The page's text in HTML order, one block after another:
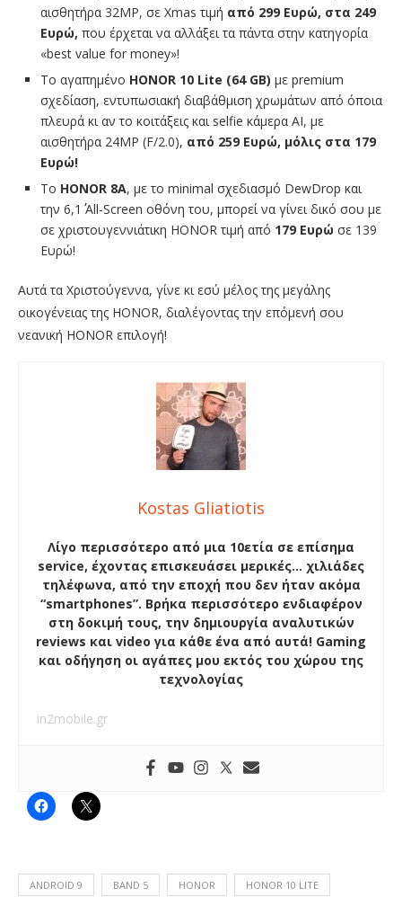
αισθητήρα 32ΜΡ, σε Xmas τιμή από 299 Ευρώ, στα 249
Ευρώ, που έρχεται να αλλάξει τα πάντα στην κατηγορία
«best value for money»!
Το αγαπημένο HONOR 10 Lite (64 GB) με premium
σχεδίαση, εντυπωσιακή διαβάθμιση χρωμάτων από όποια
πλευρά κι αν το κοιτάξεις και selfie κάμερα ΑΙ, με
αισθητήρα 24ΜΡ (F/2.0), από 259 Ευρώ, μόλις στα 179
Ευρώ!
To HONOR 8A, με το minimal σχεδιασμό DewDrop και
την 6,1΄΄ All-Screen οθόνη του, μπορεί να γίνει δικό σου με
σε χριστουγεννιάτικη HONOR τιμή από 179 Ευρώ σε 139
Ευρώ!
Αυτά τα Χριστούγεννα, γίνε κι εσύ μέλος της μεγάλης
οικογένειας της HONOR, διαλέγοντας την επόμενή σου
νεανική HONOR επιλογή!
Kostas Gliatiotis
Λίγο περισσότερο από μια 10ετία σε επίσημα
service, έχοντας επισκευάσει μερικές… χιλιάδες
τηλέφωνα, από την εποχή που δεν ήταν ακόμα
“smartphones”. Βρήκα περισσότερο ενδιαφέρον
στη δοκιμή τους, την δημιουργία αναλυτικών
reviews και video για κάθε ένα από αυτά! Gaming
και οδήγηση οι αγάπες μου εκτός του χώρου της
τεχνολογίας
in2mobile.gr
ANDROID 9 BAND 5 HONOR HONOR 10 LITE